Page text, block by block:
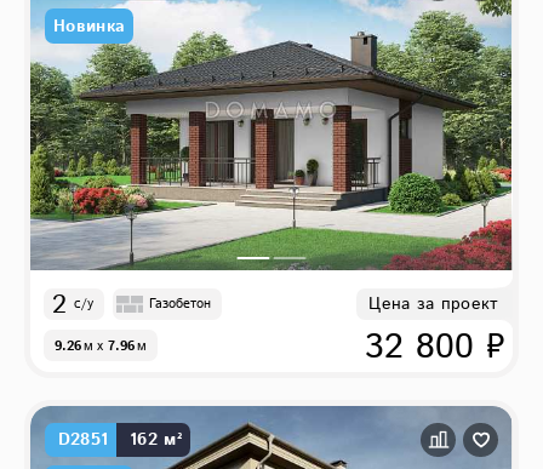
Новинка
2 с/у Газобетон
9.26м x 7.96м
Цена за проект
32 800 ₽
D2851
162 м²